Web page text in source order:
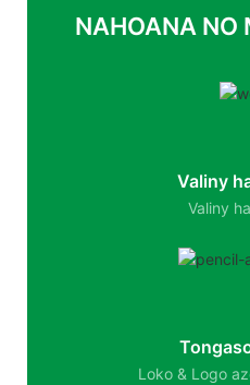
NAHOANA NO
Valiny
Valiny
Loko & Logo